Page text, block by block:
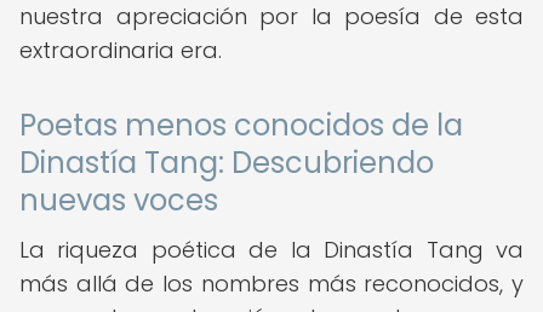
nuestra apreciación por la poesía de esta
extraordinaria era.
Poetas menos conocidos de la
Dinastía Tang: Descubriendo
nuevas voces
La riqueza poética de la Dinastía Tang va
más allá de los nombres más reconocidos, y